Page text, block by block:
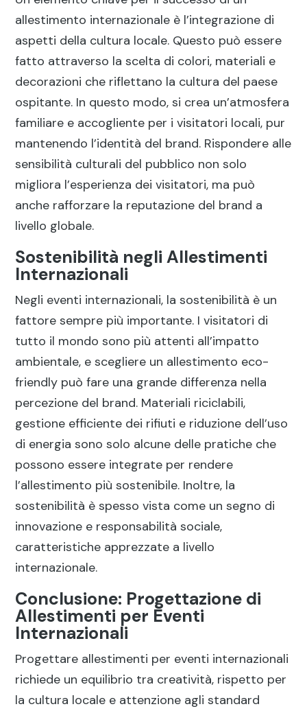
allestimento internazionale è l’integrazione di
aspetti della cultura locale. Questo può essere
fatto attraverso la scelta di colori, materiali e
decorazioni che riflettano la cultura del paese
ospitante. In questo modo, si crea un’atmosfera
familiare e accogliente per i visitatori locali, pur
mantenendo l’identità del brand. Rispondere alle
sensibilità culturali del pubblico non solo
migliora l’esperienza dei visitatori, ma può
anche rafforzare la reputazione del brand a
livello globale.
Sostenibilità negli Allestimenti
Internazionali
Negli eventi internazionali, la sostenibilità è un
fattore sempre più importante. I visitatori di
tutto il mondo sono più attenti all’impatto
ambientale, e scegliere un allestimento eco-
friendly può fare una grande differenza nella
percezione del brand. Materiali riciclabili,
gestione efficiente dei rifiuti e riduzione dell’uso
di energia sono solo alcune delle pratiche che
possono essere integrate per rendere
l’allestimento più sostenibile. Inoltre, la
sostenibilità è spesso vista come un segno di
innovazione e responsabilità sociale,
caratteristiche apprezzate a livello
internazionale.
Conclusione: Progettazione di
Allestimenti per Eventi
Internazionali
Progettare allestimenti per eventi internazionali
richiede un equilibrio tra creatività, rispetto per
la cultura locale e attenzione agli standard